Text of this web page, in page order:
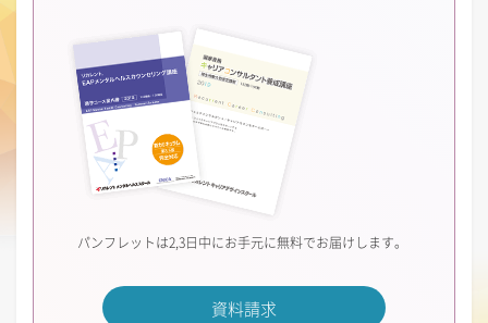
パンフレットは2,3日中にお手元に無料でお届けします。
資料請求